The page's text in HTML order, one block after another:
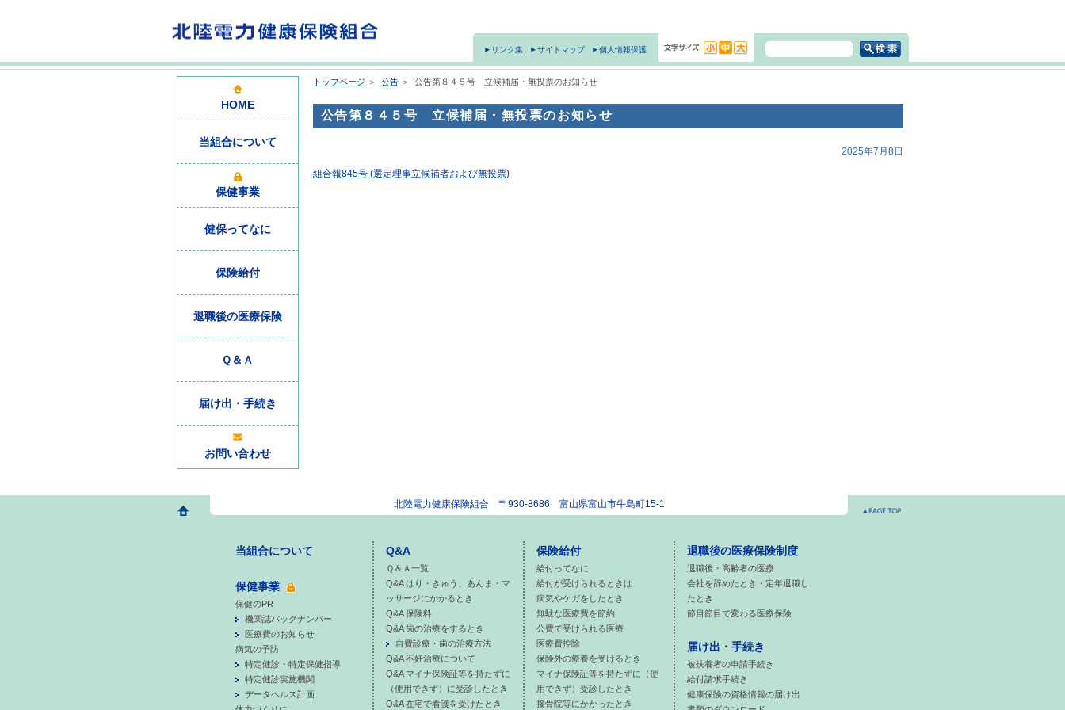
リンク集 サイトマップ 個人情報保護
HOME
当組合について
保健事業
健保ってなに
保険給付
退職後の医療保険
Ｑ＆Ａ
届け出・手続き
お問い合わせ
トップページ ＞ 公告＞ 公告第８４５号 立候補届・無投票のお知らせ
公告第８４５号 立候補届・無投票のお知らせ
2025年7月8日
組合報845号 (選定理事立候補者および無投票)
北陸電力健康保険組合 〒930-8686 富山県富山市牛島町15-1
当組合について
保健事業
保健のPR
機関誌バックナンバー
医療費のお知らせ
病気の予防
特定健診・特定保健指導
特定健診実施機関
データヘルス計画
Q&A
Ｑ＆Ａ一覧
Q&A はり・きゅう、あんま・マ
ッサージにかかるとき
Q&A 保険料
Q&A 歯の治療をするとき
自費診療・歯の治療方法
Q&A 不妊治療について
Q&A マイナ保険証等を持たずに
（使用できず）に受診したとき
Q&A 在宅で看護を受けたとき
保険給付
給付ってなに
給付が受けられるときは
病気やケガをしたとき
無駄な医療費を節約
公費で受けられる医療
医療費控除
保険外の療養を受けるとき
マイナ保険証等を持たずに（使
用できず）受診したとき
接骨院等にかかったとき
退職後の医療保険制度
退職後・高齢者の医療
会社を辞めたとき・定年退職し
たとき
節目節目で変わる医療保険
届け出・手続き
被扶養者の申請手続き
給付請求手続き
健康保険の資格情報の届け出